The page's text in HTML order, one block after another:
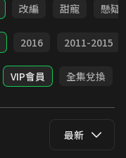
改編 甜寵 懸疑
2016 2011-2015
VIP會員 全集兌換
最新